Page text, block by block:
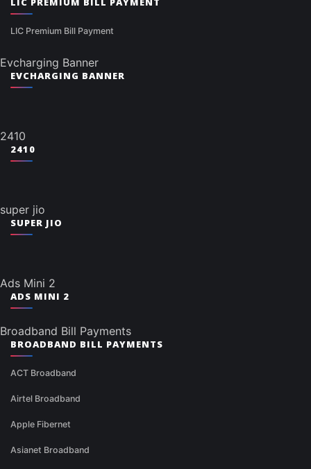
LIC Premium Bill Payment
Evcharging Banner
EVCHARGING BANNER
2410
2410
super jio
SUPER JIO
Ads Mini 2
ADS MINI 2
Broadband Bill Payments
BROADBAND BILL PAYMENTS
ACT Broadband
Airtel Broadband
Apple Fibernet
Asianet Broadband